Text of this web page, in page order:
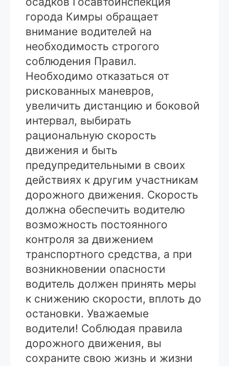
города Кимры обращает
внимание водителей на
необходимость строгого
соблюдения Правил.
Необходимо отказаться от
рискованных маневров,
увеличить дистанцию и боковой
интервал, выбирать
рациональную скорость
движения и быть
предупредительными в своих
действиях к другим участникам
дорожного движения. Скорость
должна обеспечить водителю
возможность постоянного
контроля за движением
транспортного средства, а при
возникновении опасности
водитель должен принять меры
к снижению скорости, вплоть до
остановки. Уважаемые
водители! Соблюдая правила
дорожного движения, вы
сохраните свою жизнь и жизни